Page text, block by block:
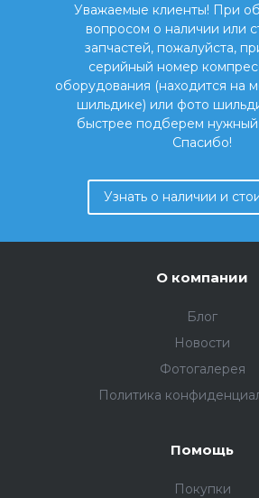
Уважаемые клиенты! При
вопросом о наличии или
запчастей, пожалуйста,
серийный номер
оборудования (находится на
шильдике) или фото
быстрее подберем нужный
Спасибо!
Узнать о наличии и
О компании
Блог
Новости
Фотогалерея
Политика
Помощь
Покупки